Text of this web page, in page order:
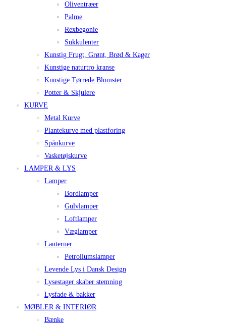
Oliventræer
Palme
Rexbegonie
Sukkulenter
Kunstig Frugt, Grønt, Brød & Kager
Kunstige naturtro kranse
Kunstige Tørrede Blomster
Potter & Skjulere
KURVE
Metal Kurve
Plantekurve med plastforing
Spånkurve
Vasketøjskurve
LAMPER & LYS
Lamper
Bordlamper
Gulvlamper
Loftlamper
Væglamper
Lanterner
Petroliumslamper
Levende Lys i Dansk Design
Lysestager skaber stemning
Lysfade & bakker
MØBLER & INTERIØR
Bænke